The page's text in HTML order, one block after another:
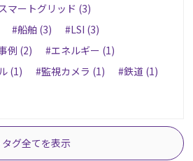
マートグリッド (3)
#船舶 (3)
#LSI (3)
例 (2)
#エネルギー (1)
(1) #監視カメラ (1)
#鉄道 (1)
タグ全てを表示